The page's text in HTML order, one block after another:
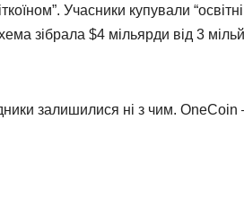
Учасники купували “освітні
зібрала $4 мільярди від 3
залишилися ні з чим.